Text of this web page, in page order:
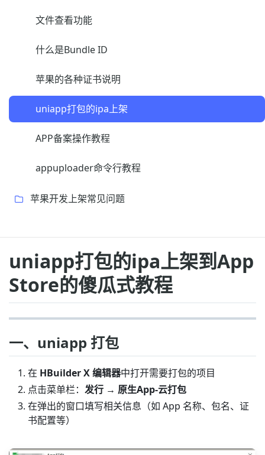
文件查看功能
什么是Bundle ID​
苹果的各种证书说明
uniapp打包的ipa上架
APP备案操作教程
appuploader命令行教程
苹果开发上架常见问题
uniapp打包的ipa上架到App
Store的傻瓜式教程
一、uniapp 打包
在 HBuilder X 编辑器中打开需要打包的项目
点击菜单栏： 发行 → 原生App-云打包
在弹出的窗口填写相关信息（如 App 名称、包名、证
书配置等）